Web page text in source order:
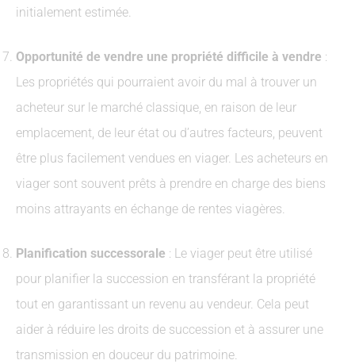
initialement estimée.
Opportunité de vendre une propriété difficile à vendre :
Les propriétés qui pourraient avoir du mal à trouver un
acheteur sur le marché classique, en raison de leur
emplacement, de leur état ou d’autres facteurs, peuvent
être plus facilement vendues en viager. Les acheteurs en
viager sont souvent prêts à prendre en charge des biens
moins attrayants en échange de rentes viagères.
Planification successorale : Le viager peut être utilisé
pour planifier la succession en transférant la propriété
tout en garantissant un revenu au vendeur. Cela peut
aider à réduire les droits de succession et à assurer une
transmission en douceur du patrimoine.